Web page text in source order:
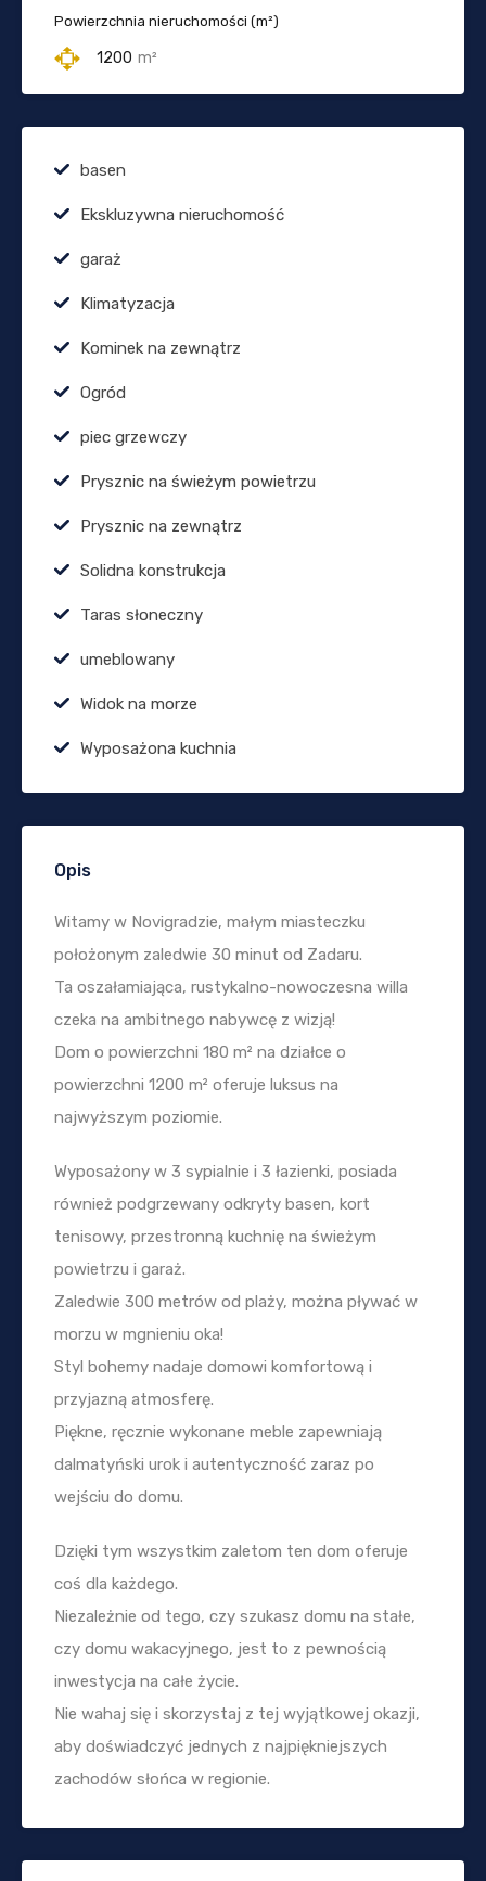
Powierzchnia nieruchomości (m²)
1200 m²
basen
Ekskluzywna nieruchomość
garaż
Klimatyzacja
Kominek na zewnątrz
Ogród
piec grzewczy
Prysznic na świeżym powietrzu
Prysznic na zewnątrz
Solidna konstrukcja
Taras słoneczny
umeblowany
Widok na morze
Wyposażona kuchnia
Opis
Witamy w Novigradzie, małym miasteczku
położonym zaledwie 30 minut od Zadaru.
Ta oszałamiająca, rustykalno-nowoczesna willa
czeka na ambitnego nabywcę z wizją!
Dom o powierzchni 180 m² na działce o
powierzchni 1200 m² oferuje luksus na
najwyższym poziomie.
Wyposażony w 3 sypialnie i 3 łazienki, posiada
również podgrzewany odkryty basen, kort
tenisowy, przestronną kuchnię na świeżym
powietrzu i garaż.
Zaledwie 300 metrów od plaży, można pływać w
morzu w mgnieniu oka!
Styl bohemy nadaje domowi komfortową i
przyjazną atmosferę.
Piękne, ręcznie wykonane meble zapewniają
dalmatyński urok i autentyczność zaraz po
wejściu do domu.
Dzięki tym wszystkim zaletom ten dom oferuje
coś dla każdego.
Niezależnie od tego, czy szukasz domu na stałe,
czy domu wakacyjnego, jest to z pewnością
inwestycja na całe życie.
Nie wahaj się i skorzystaj z tej wyjątkowej okazji,
aby doświadczyć jednych z najpiękniejszych
zachodów słońca w regionie.